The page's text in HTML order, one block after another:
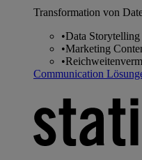
Transformation von
•Data Storytelling
•Marketing
•
Communication